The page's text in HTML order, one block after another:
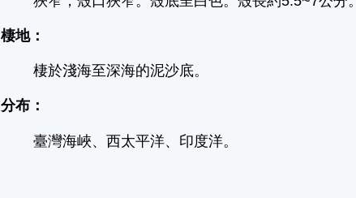
棲地：
棲於淺海至深海的泥沙底。
分布：
臺灣海峽、西太平洋、印度洋。